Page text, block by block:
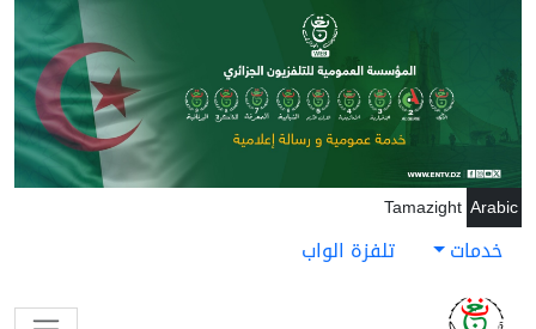
تجاوز إلى المحتوى الرئيسي
Arabic
Tamazight
خدمات تلفزة الواب